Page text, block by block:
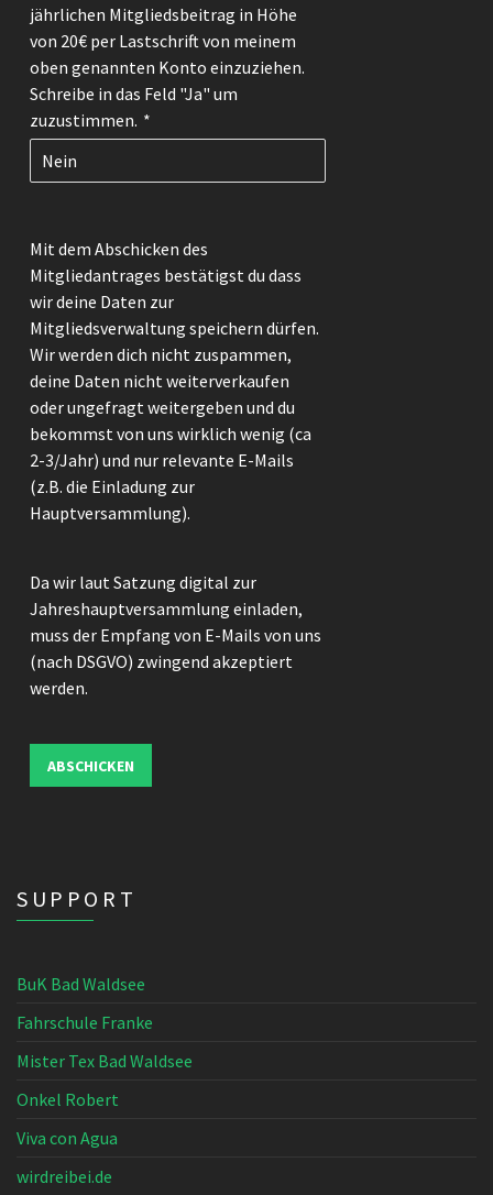
jährlichen Mitgliedsbeitrag in Höhe
von 20€ per Lastschrift von meinem
oben genannten Konto einzuziehen.
Schreibe in das Feld "Ja" um
zuzustimmen. *
Mit dem Abschicken des
Mitgliedantrages bestätigst du dass
wir deine Daten zur
Mitgliedsverwaltung speichern dürfen.
Wir werden dich nicht zuspammen,
deine Daten nicht weiterverkaufen
oder ungefragt weitergeben und du
bekommst von uns wirklich wenig (ca
2-3/Jahr) und nur relevante E-Mails
(z.B. die Einladung zur
Hauptversammlung).
Da wir laut Satzung digital zur
Jahreshauptversammlung einladen,
muss der Empfang von E-Mails von uns
(nach DSGVO) zwingend akzeptiert
werden.
ABSCHICKEN
SUPPORT
BuK Bad Waldsee
Fahrschule Franke
Mister Tex Bad Waldsee
Onkel Robert
Viva con Agua
wirdreibei.de